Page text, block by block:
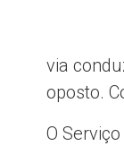
via
oposto.
O